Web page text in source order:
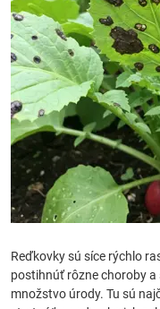
Reďkovky sú síce rýchlo
postihnúť rôzne choroby
množstvo úrody. Tu sú